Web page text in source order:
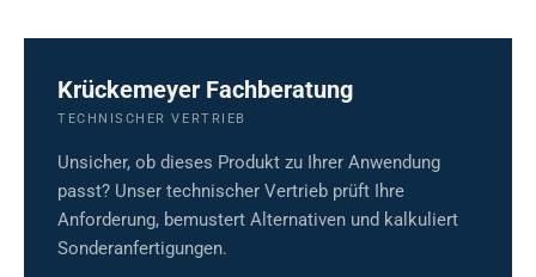
Krückemeyer Fachberatung
TECHNISCHER VERTRIEB
Unsicher, ob dieses Produkt zu Ihrer Anwendung
passt? Unser technischer Vertrieb prüft Ihre
Anforderung, bemustert Alternativen und kalkuliert
Sonderanfertigungen.